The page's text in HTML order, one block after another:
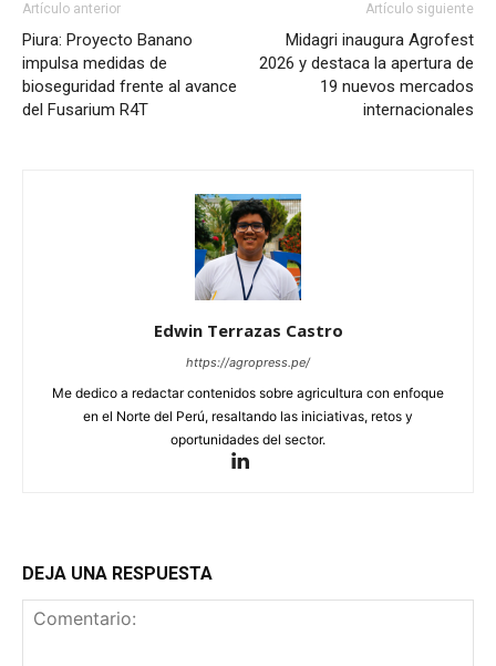
Artículo anterior
Piura: Proyecto Banano
impulsa medidas de
bioseguridad frente al avance
del Fusarium R4T
Artículo siguiente
Midagri inaugura Agrofest
2026 y destaca la apertura de
19 nuevos mercados
internacionales
Edwin Terrazas Castro
https://agropress.pe/
Me dedico a redactar contenidos sobre agricultura con enfoque
en el Norte del Perú, resaltando las iniciativas, retos y
oportunidades del sector.
DEJA UNA RESPUESTA